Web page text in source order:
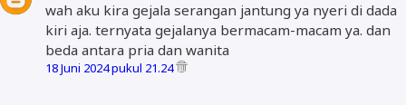
wah aku kira gejala serangan jantung ya nyeri di dada
kiri aja. ternyata gejalanya bermacam-macam ya. dan
beda antara pria dan wanita
18 Juni 2024 pukul 21.24